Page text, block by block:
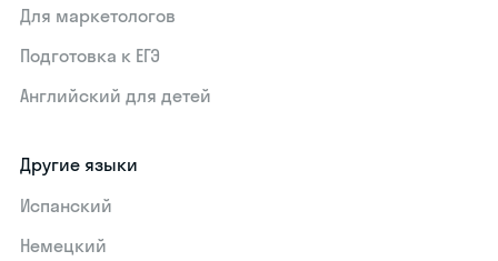
Для маркетологов
Подготовка к ЕГЭ
Английский для детей
Другие языки
Испанский
Немецкий